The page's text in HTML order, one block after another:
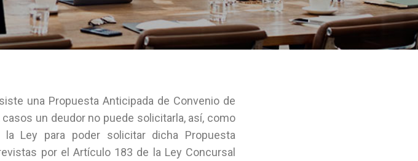
una Propuesta Anticipada de Convenio de
un deudor no puede solicitarla, así, como
Ley para poder solicitar dicha Propuesta
por el Artículo 183 de la Ley Concursal